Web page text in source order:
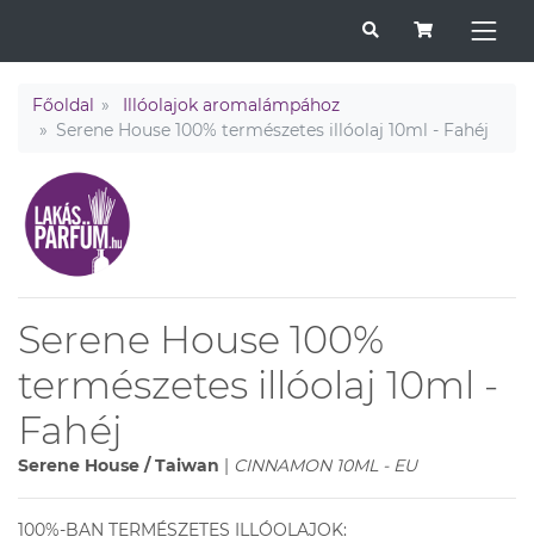
Főoldal
Illóolajok aromalámpához
Serene House 100% természetes illóolaj 10ml - Fahéj
Serene House 100%
természetes illóolaj 10ml -
Fahéj
Serene House / Taiwan | CINNAMON 10ML - EU
100%-BAN TERMÉSZETES ILLÓOLAJOK: